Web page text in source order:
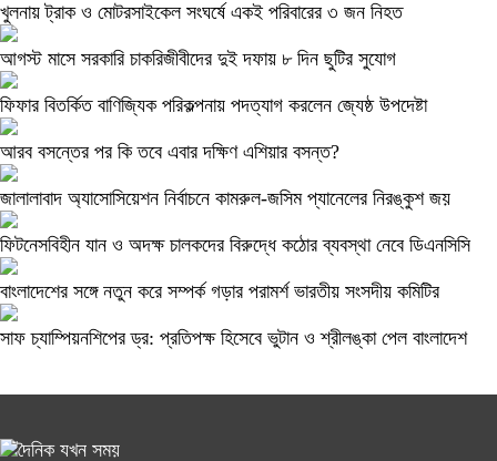
খুলনায় ট্রাক ও মোটরসাইকেল সংঘর্ষে একই পরিবারের ৩ জন নিহত
আগস্ট মাসে সরকারি চাকরিজীবীদের দুই দফায় ৮ দিন ছুটির সুযোগ
ফিফার বিতর্কিত বাণিজ্যিক পরিকল্পনায় পদত্যাগ করলেন জ্যেষ্ঠ উপদেষ্টা
আরব বসন্তের পর কি তবে এবার দক্ষিণ এশিয়ার বসন্ত?
জালালাবাদ অ্যাসোসিয়েশন নির্বাচনে কামরুল-জসিম প্যানেলের নিরঙ্কুশ জয়
ফিটনেসবিহীন যান ও অদক্ষ চালকদের বিরুদ্ধে কঠোর ব্যবস্থা নেবে ডিএনসিসি
বাংলাদেশের সঙ্গে নতুন করে সম্পর্ক গড়ার পরামর্শ ভারতীয় সংসদীয় কমিটির
সাফ চ্যাম্পিয়নশিপের ড্র: প্রতিপক্ষ হিসেবে ভুটান ও শ্রীলঙ্কা পেল বাংলাদেশ